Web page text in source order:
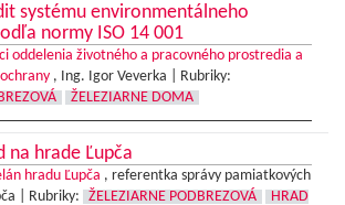
systému environmentálneho
normy ISO 14 001
oddelenia životného a pracovného prostredia a
, Ing. Igor Veverka |
Rubriky:
ŽELEZIARNE DOMA
na hrade Ľupča
hradu Ľupča , referentka správy pamiatkových
|
Rubriky: ŽELEZIARNE PODBREZOVÁ
HRAD